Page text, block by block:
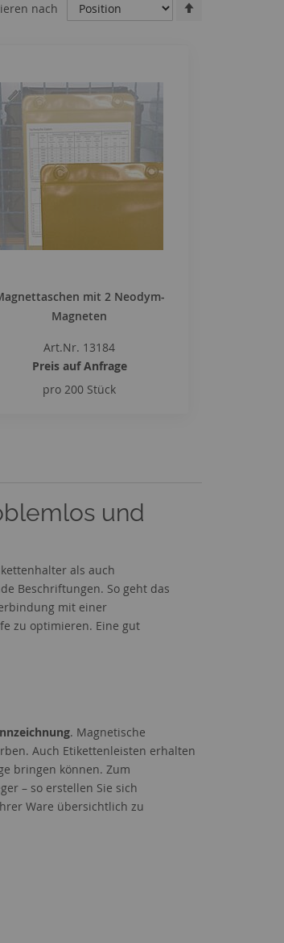
nach
mit 2 Neodym-
Magneten
Art.Nr. 13184
Preis auf Anfrage
pro 200 Stück
und
als auch
Beschriftungen. So geht das
mit einer
zu optimieren. Eine gut
. Magnetische
Auch Etikettenleisten erhalten
bringen können. Zum
– so erstellen Sie sich
Ware übersichtlich zu